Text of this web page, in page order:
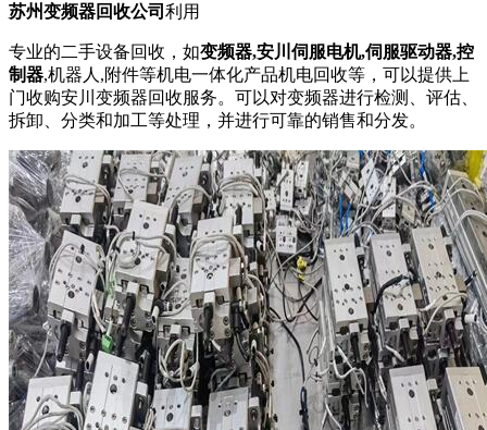
苏州变频器回收公司 利用
专业的二手设备回收，如变频器,安川伺服电机,伺服驱动器,控
制器,机器人,附件等机电一体化产品机电回收等，可以提供上
门收购安川变频器回收服务。可以对变频器进行检测、评估、
拆卸、分类和加工等处理，并进行可靠的销售和分发。